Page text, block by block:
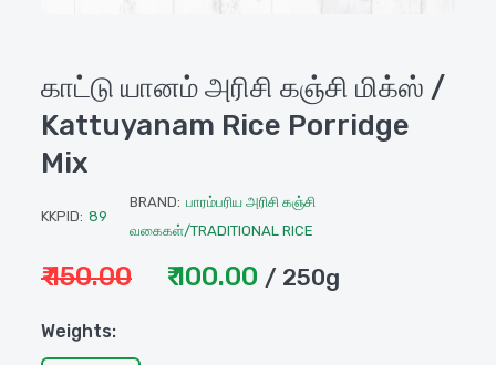
காட்டு யானம் அரிசி கஞ்சி மிக்ஸ் /
Kattuyanam Rice Porridge
Mix
KKPID: 89
BRAND: பாரம்பரிய அரிசி கஞ்சி
வகைகள்/TRADITIONAL RICE
₹ 150.00 ₹ 100.00 / 250g
Weights: